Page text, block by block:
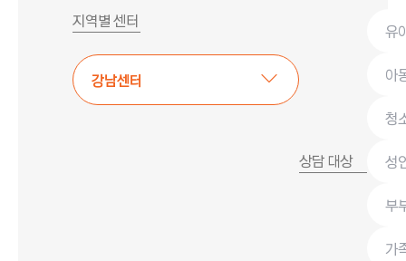
지역별 센터
강남센터
상담 대상
유
아
청
성
부
가